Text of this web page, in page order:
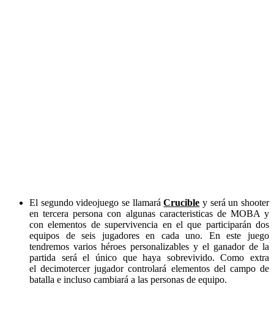
El segundo videojuego se llamaráCrucible y será un shooter
en tercera persona con algunas caracteristicas de MOBA y
con elementos de supervivencia en el que participarán dos
equipos de seis jugadores en cada uno. En este juego
tendremos varios héroes personalizables y el ganador de la
partida será el único que haya sobrevivido. Como extra
el decimotercer jugador controlará elementos del campo de
batalla e incluso cambiará a las personas de equipo.